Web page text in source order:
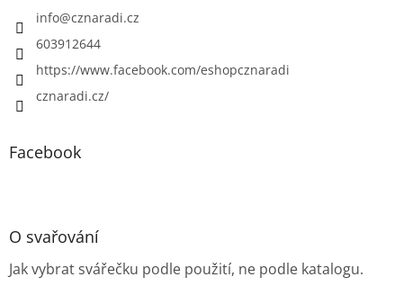
info@cznaradi.cz
603912644
https://www.facebook.com/eshopcznaradi
cznaradi.cz/
Facebook
O svařování
Jak vybrat svářečku podle použití, ne podle katalogu.